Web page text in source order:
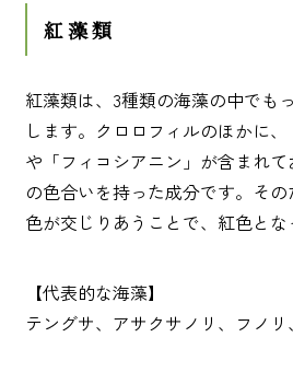
紅藻類
紅藻類は、3種類の海藻の中でも
します。クロロフィルのほかに、
や「フィコシアニン」が含まれ
の色合いを持った成分です。そ
色が交じりあうことで、紅色とな
【代表的な海藻】
テングサ、アサクサノリ、フノリ